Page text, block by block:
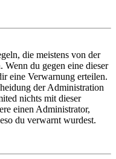
die meistens von der
du gegen eine dieser
eine Verwarnung erteilen.
der Administration
nichts mit dieser
einen Administrator,
du verwarnt wurdest.